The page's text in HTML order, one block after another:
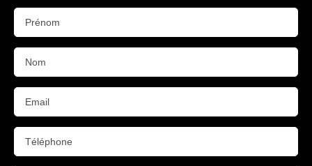
Prénom
Nom
Email
Téléphone